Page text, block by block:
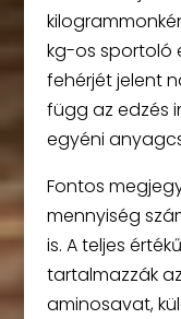
kg-os sportoló
fehérjét jelent
függ az edzés
egyéni
Fontos
mennyiség
is. A teljes
tartalmazzák
aminosavat,